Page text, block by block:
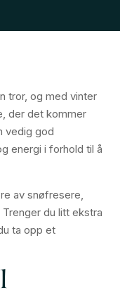
tror, og med vinter
der det kommer
vedig god
energi i forhold til å
av snøfresere,
du litt ekstra
ta opp et